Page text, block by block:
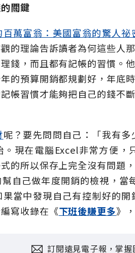
關鍵
百萬富翁：美國富翁的驚人祕
的理論告訴讀者為何這些人
錢，而且都有記帳的習慣。
的預算開銷都規劃好，年底
帳習慣才能夠把自己的錢不
呢？要先問問自己：「我有
。現在電腦Excel非常方便，
的所以保存上完全沒有問題
自己做年度開銷的檢視，
當中發現自己有控制好的
寫收錄在《下班後賺更多》
訂閱遠見電子報，掌